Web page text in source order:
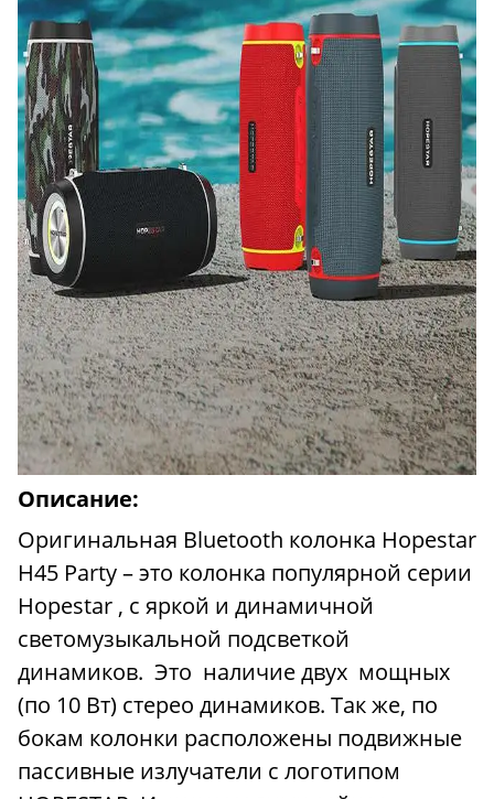
Описание:
Оригинальная Bluetooth колонка Hopestar
Н45 Party – это колонка популярной серии
Hopestar , с яркой и динамичной
светомузыкальной подсветкой
динамиков. Это наличие двух мощных
(по 10 Вт) стерео динамиков. Так же, по
бокам колонки расположены подвижные
пассивные излучатели с логотипом